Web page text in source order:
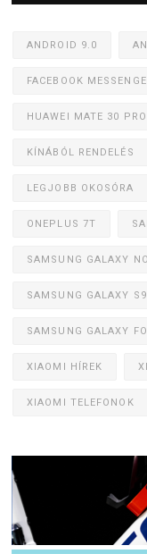
ANDROID 9.0
FACEBOOK
HUAWEI MATE 30 PRO
KÍNÁBÓL RENDELÉS
LEGJOBB OKOSÓRA
ONEPLUS 7T
SAMSUNG GALAXY
SAMSUNG GALAXY S9
SAMSUNG GALAXY
XIAOMI HÍREK
XIAOMI TELEFONOK